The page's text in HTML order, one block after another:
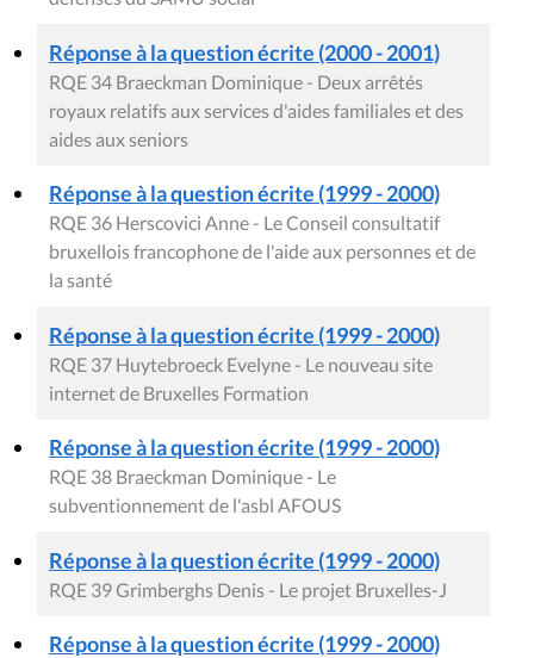
Réponse à la question écrite (2000 - 2001)
RQE 34 Braeckman Dominique - Deux arrêtés
royaux relatifs aux services d'aides familiales et des
aides aux seniors
Réponse à la question écrite (1999 - 2000)
RQE 36 Herscovici Anne - Le Conseil consultatif
bruxellois francophone de l'aide aux personnes et de
la santé
Réponse à la question écrite (1999 - 2000)
RQE 37 Huytebroeck Evelyne - Le nouveau site
internet de Bruxelles Formation
Réponse à la question écrite (1999 - 2000)
RQE 38 Braeckman Dominique - Le
subventionnement de l'asbl AFOUS
Réponse à la question écrite (1999 - 2000)
RQE 39 Grimberghs Denis - Le projet Bruxelles-J
Réponse à la question écrite (1999 - 2000)